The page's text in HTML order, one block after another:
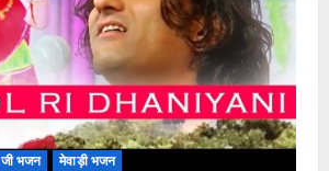
जी भजन मेवाड़ी भजन